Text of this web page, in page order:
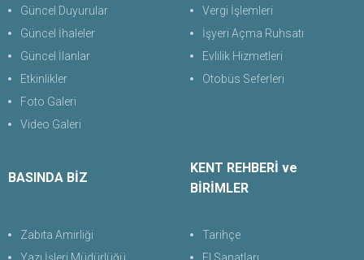
Güncel Duyurular
Güncel İhaleler
Güncel İlanlar
Etkinlikler
Foto Galeri
Video Galeri
Vergi İşlemleri
İşyeri Açma Ruhsatı
Evlilik Hizmetleri
Otobüs Seferleri
BASINDA BİZ
Zabıta Amirliği
Yazı İşleri Müdürlüğü
KENT REHBERİ ve
BİRİMLER
Tarihçe
El Sanatları